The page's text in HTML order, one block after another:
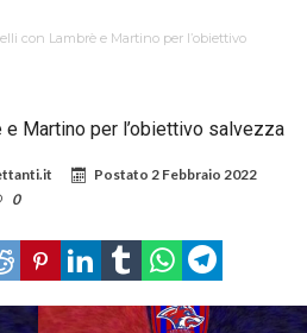
con Lambrè e Martino per l’obiettivo
Martino per l’obiettivo salvezza
Postato 2 Febbraio 2022
0